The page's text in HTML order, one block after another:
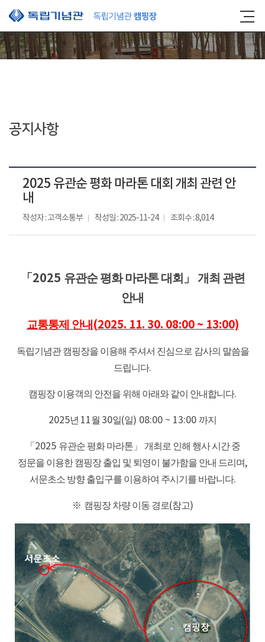
본문 바로가기
공지사항
2025 유관순 평화 마라톤 대회 개최 관련 안
내
작성자 : 고객소통부 작성일 : 2025-11-24 조회수 : 8,014
「2025 유관순 평화 마라톤 대회」
개최 관련
안내
교통통제 안내 (2025. 11. 30. 08:00 ~ 13:00)
독립기념관 캠핑장을 이용해 주셔서 진심으로 감사의 말씀을
드립니다.
캠핑장 이용객의 안전을 위해 아래와 같이 안내합니다.
2025년 11월 30일(일) 08:00 ~ 13:00 까지
「2025 유관순 평화 마라톤」
개최로 인해 행사 시간 중
정문을 이용한 캠핑장 출입 및 퇴영이 불가함을 안내 드리며,
서문초소 방향 출입구를 이용하여 주시기를 바랍니다.
※ 캠핑장 차량 이동 경로(참고)